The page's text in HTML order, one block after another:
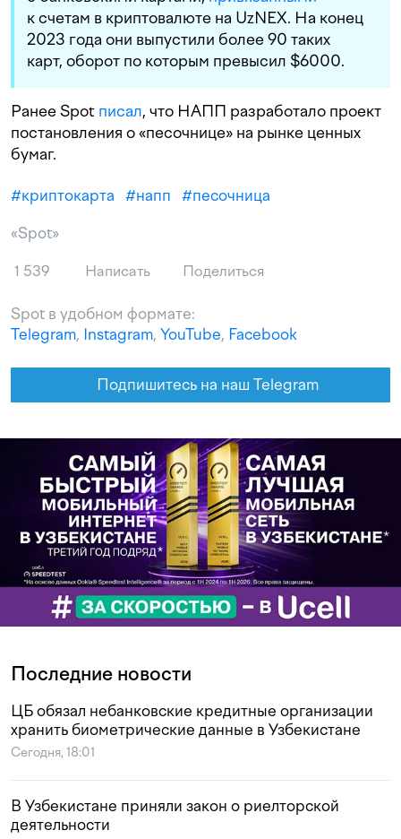
к счетам в криптовалюте на UzNEX. На конец
2023 года они выпустили более 90 таких
карт, оборот по которым превысил $6000.
Ранее Spot писал, что НАПП разработало проект
постановления о «песочнице» на рынке ценных
бумаг.
#криптокарта #напп #песочница
«Spot»
1 539 Написать Поделиться
Spot в удобном формате:
Telegram, Instagram, YouTube, Facebook
Подпишитесь на наш Telegram
Последние новости
ЦБ обязал небанковские кредитные организации
хранить биометрические данные в Узбекистане
Сегодня, 18:01
В Узбекистане приняли закон о риелторской
деятельности